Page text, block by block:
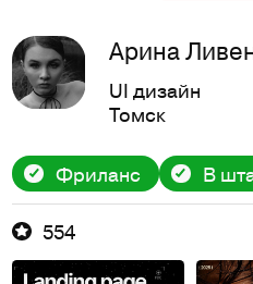
Арина
UI дизайн
Томск
Фриланс В
554